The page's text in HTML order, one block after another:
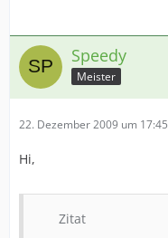
Speedy
Meister
22. Dezember 2009 um 17:45
Hi,
Zitat